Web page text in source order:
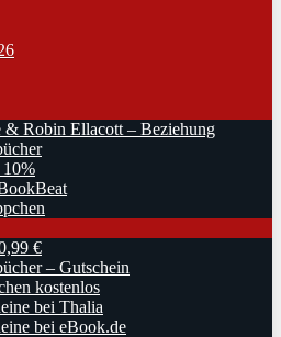
& Robin Ellacott – Beziehung
10%
€
– Gutschein
kostenlos
bei Thalia
bei eBook.de